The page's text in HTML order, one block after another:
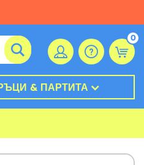
0
& ПАРТИТА